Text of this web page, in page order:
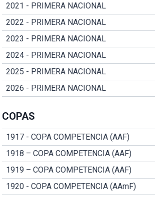
2021 - PRIMERA NACIONAL
2022 - PRIMERA NACIONAL
2023 - PRIMERA NACIONAL
2024 - PRIMERA NACIONAL
2025 - PRIMERA NACIONAL
2026 - PRIMERA NACIONAL
COPAS
1917 - COPA COMPETENCIA (AAF)
1918 – COPA COMPETENCIA (AAF)
1919 – COPA COMPETENCIA (AAF)
1920 - COPA COMPETENCIA (AAmF)